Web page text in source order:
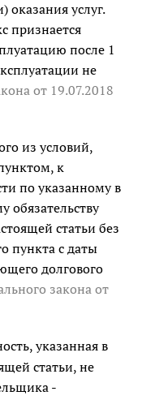
оказания услуг.
признается
после 1
не
от 19.07.2018
из условий,
к
по указанному в
обязательству
статьи без
пункта с даты
долгового
закона от
указанная в
статьи, не
-